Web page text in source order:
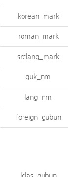
korean_mark
roman_mark
srclang_mark
guk_nm
lang_nm
foreign_gubun
lclas_gubun